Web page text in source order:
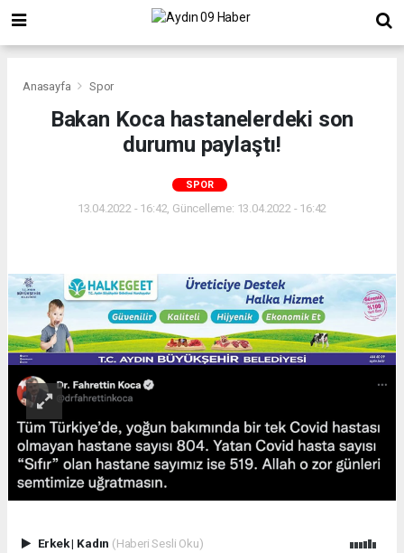
Anasayfa Spor
Bakan Koca hastanelerdeki son
durumu paylaştı!
SPOR
13.04.2022 - 16:42, Güncelleme: 13.04.2022 - 16:42
Erkek| Kadın (Haberi Sesli Oku)